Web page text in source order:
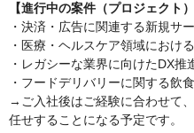
【進行中の案件（プロジェクト
・決済・広告に関連する新規サ
・医療・ヘルスケア領域におけ
・レガシーな業界に向けたDX推
・フードデリバリーに関する飲
→ご入社後はご経験に合わせて
任せすることになる予定です。